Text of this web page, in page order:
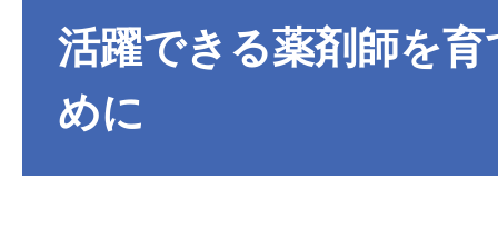
活躍できる薬剤師を育
めに